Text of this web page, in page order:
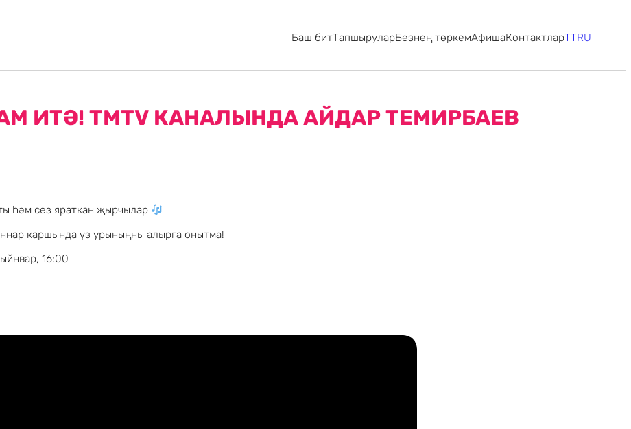
Баш битТапшыруларБезнең төркемАфишаКонтактларTTRU
ИТӘ! ТМТV КАНАЛЫНДА АЙДАР ТЕМИРБАЕВ
һәм сез яраткан җырчылар
каршында үз урыныңны алырга онытма!
16:00